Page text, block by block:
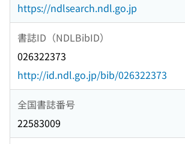
https://ndlsearch.ndl.go.jp
書誌ID（NDLBibID）
026322373
http://id.ndl.go.jp/bib/026322373
全国書誌番号
22583009